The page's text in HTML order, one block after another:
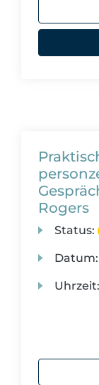
Rogers
Status:
Datum:
Uhrzeit: